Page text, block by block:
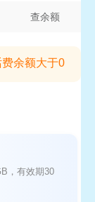
查余额
余额大于0
，有效期30